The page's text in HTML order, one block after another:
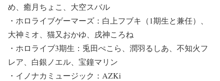
め、癒⽉ちょこ、⼤空スバル
・ホロライブゲーマーズ：⽩上フブキ（1期⽣と兼任）、
⼤神ミオ、猫⼜おかゆ、戌神ころね
・ホロライブ3期⽣：兎⽥ぺこら、潤⽻るしあ、不知⽕フ
レア、⽩銀ノエル、宝鐘マリン
・イノナカミュージック：AZKi